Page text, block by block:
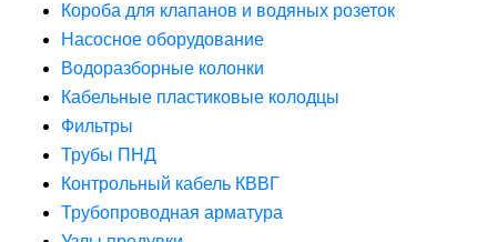
Короба для клапанов и водяных розеток
Насосное оборудование
Водоразборные колонки
Кабельные пластиковые колодцы
Фильтры
Трубы ПНД
Контрольный кабель КВВГ
Трубопроводная арматура